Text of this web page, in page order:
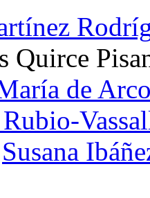
Quirce
de
Susana